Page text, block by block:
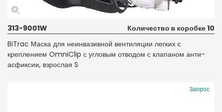
313-9001W
Количество в коробке 10
BiTrac Маска для неинвазивной вентиляции легких с
креплением OmniClip с угловым отводом с клапаном анти-
асфиксии, взрослая S
Запрос